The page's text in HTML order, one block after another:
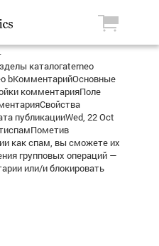
каталогаterneo
bКомментарийОсновные
комментарияПоле
публикацииWed, 22 Oct
как спам, вы сможете их
групповых операций —
или/и блокировать